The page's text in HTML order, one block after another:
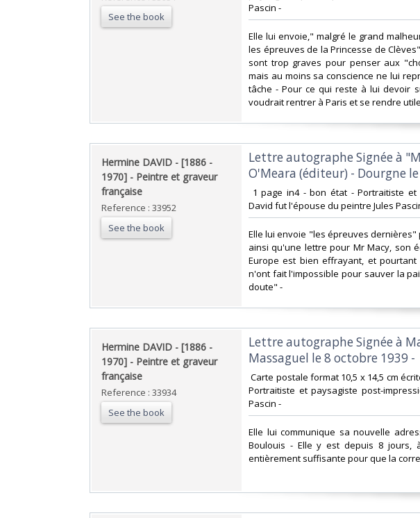
See the book
Pascin -‎
‎Elle lui envoie," malgré le grand
les épreuves de la Princesse de
sont trop graves pour penser aux
mais au moins sa conscience ne lui
tâche - Pour ce qui reste à lui devoir
voudrait rentrer à Paris et se rendre utile
‎Hermine DAVID - [1886 -
1970] - Peintre et graveur
française‎
Reference : 33952
See the book
‎Lettre autographe Signée à
O'Meara (éditeur) - Dourgne
1 page in4 - bon état - Portraitiste
David fut l'épouse du peintre Jules
‎Elle lui envoie "les épreuves dernières"
ainsi qu'une lettre pour Mr Macy, son
Europe est bien effrayant, et
n'ont fait l'impossible pour sauver la
doute" - ‎
‎Hermine DAVID - [1886 -
1970] - Peintre et graveur
française‎
Reference : 33934
See the book
‎Lettre autographe Signée à
Massaguel le 8 octobre 1939 -‎
Carte postale format 10,5 x 14,5 cm
Portraitiste et paysagiste post-
Pascin -‎
‎Elle lui communique sa nouvelle
Boulouis - Elle y est depuis 8 jours,
entièrement suffisante pour que la